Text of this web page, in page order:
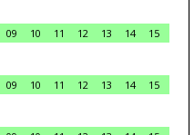
09 10 11 12 13 14
15
09 10 11 12 13 14
15